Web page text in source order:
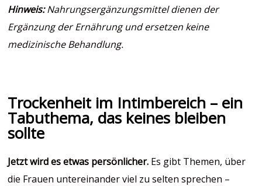
Hinweis:Nahrungsergänzungsmittel dienen der
Ergänzung der Ernährung und ersetzen keine
medizinische Behandlung.
Trockenheit im Intimbereich – ein
Tabuthema, das keines bleiben
sollte
Jetzt wird es etwas persönlicher. Es gibt Themen, über
die Frauen untereinander viel zu selten sprechen –